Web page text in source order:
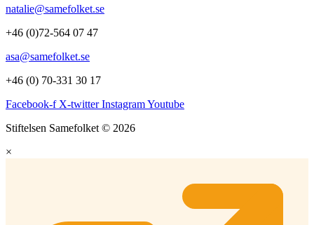
natalie@samefolket.se
+46 (0)72-564 07 47
asa@samefolket.se
+46 (0) 70-331 30 17
Facebook-f X-twitter InstagramYoutube
Stiftelsen Samefolket © 2026
×